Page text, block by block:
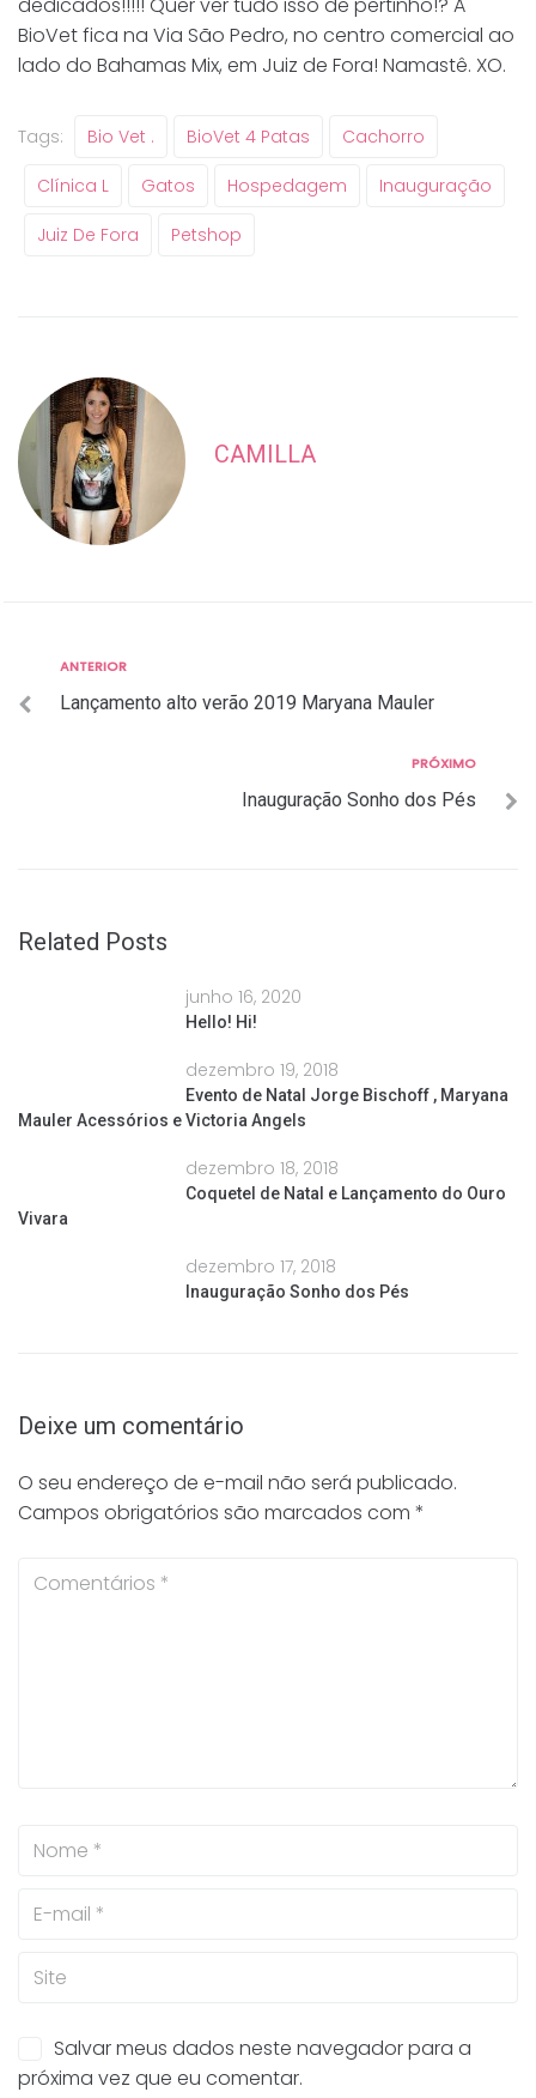
dedicados!!!!! Quer ver tudo isso de pertinho!? A
BioVet fica na Via São Pedro, no centro comercial ao
lado do Bahamas Mix, em Juiz de Fora! Namastê. XO.
Tags: Bio Vet . BioVet 4 Patas Cachorro
Clínica L Gatos Hospedagem Inauguração
Juiz De Fora Petshop
CAMILLA
Navegação
de
Anterior
ANTERIOR
Lançamento alto verão 2019 Maryana Mauler
PRÓXIMO
Inauguração Sonho dos Pés
Related Posts
junho 16, 2020
Hello! Hi!
dezembro 19, 2018
Evento de Natal Jorge Bischoff , Maryana
Mauler Acessórios e Victoria Angels
dezembro 18, 2018
Coquetel de Natal e Lançamento do Ouro
Vivara
dezembro 17, 2018
Inauguração Sonho dos Pés
Deixe um comentário
O seu endereço de e-mail não será publicado.
Campos obrigatórios são marcados com *
Salvar meus dados neste navegador para a
próxima vez que eu comentar.